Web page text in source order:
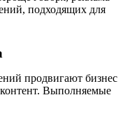
подходящих для
продвигают бизнес
контент. Выполняемые